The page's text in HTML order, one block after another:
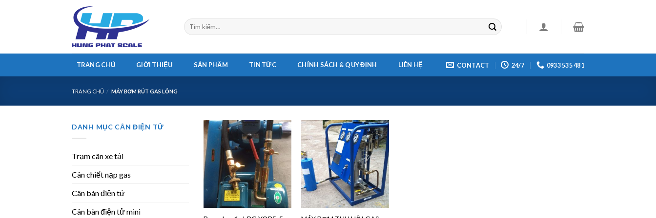
Tìm
kiếm:
TRANG CHỦ GIỚI THIỆU SẢN PHẨM TIN TỨC CHÍNH SÁCH & QUY ĐỊNH LIÊN HỆ CONTACT 24/7 0933 535 481
TRANG CHỦ / MÁY BƠM RÚT GAS LỎNG
DANH MỤC CÂN ĐIỆN TỬ
Trạm cân xe tải
Cân chiết nạp gas
Cân bàn điện tử
Cân bàn điện tử mini